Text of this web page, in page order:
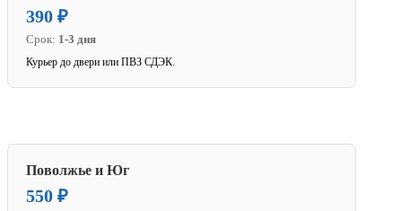
390 ₽
Срок: 1-3 дня
Курьер до двери или ПВЗ СДЭК.
Поволжье и Юг
550 ₽